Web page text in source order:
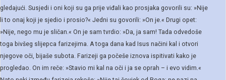
gledajući. Susjedi i oni koji su ga prije viđali kao prosjaka govorili su: »Nije
li to onaj koji je sjedio i prosio?« Jedni su govorili: »On je.« Drugi opet:
»Nije, nego mu je sličan.« On je sam tvrdio: »Da, ja sam! Tada odvedoše
toga bivšeg slijepca farizejima. A toga dana kad Isus načini kal i otvori
njegove oči, bijaše subota. Farizeji ga počeše iznova ispitivati kako je
progledao. On im reče: »Stavio mi kal na oči i ja se oprah – i evo vidim.«